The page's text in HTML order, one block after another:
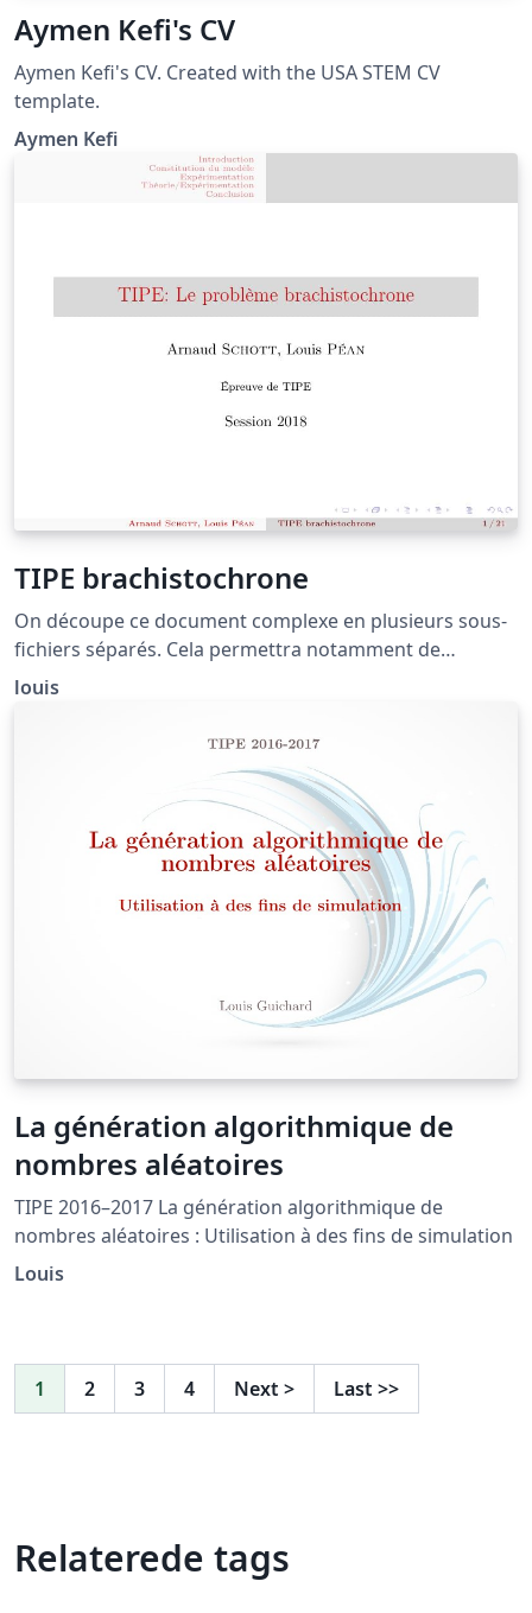
Aymen Kefi's CV
Aymen Kefi's CV. Created with the USA STEM CV
template.
Aymen Kefi
TIPE brachistochrone
On découpe ce document complexe en plusieurs sous-
fichiers séparés. Cela permettra notamment de
réarranger les transparents facilement lors de
louis
La génération algorithmique de
nombres aléatoires
TIPE 2016–2017 La génération algorithmique de
nombres aléatoires : Utilisation à des fins de simulation
Louis
1 2 3 4 Next > Last >>
Relaterede tags